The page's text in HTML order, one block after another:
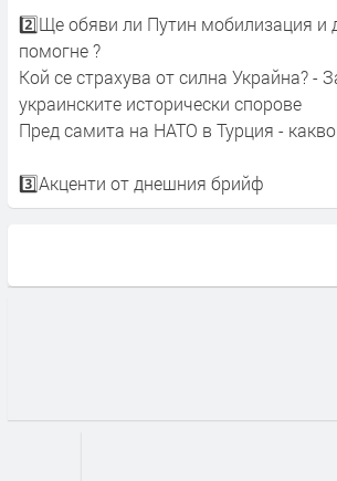
2️⃣Ще обяви ли Путин мобилизация и
помогне ?
Кой се страхува от силна Украйна? -
украинските исторически спорове
Пред самита на НАТО в Турция -
3️⃣Акценти от днешния брийф